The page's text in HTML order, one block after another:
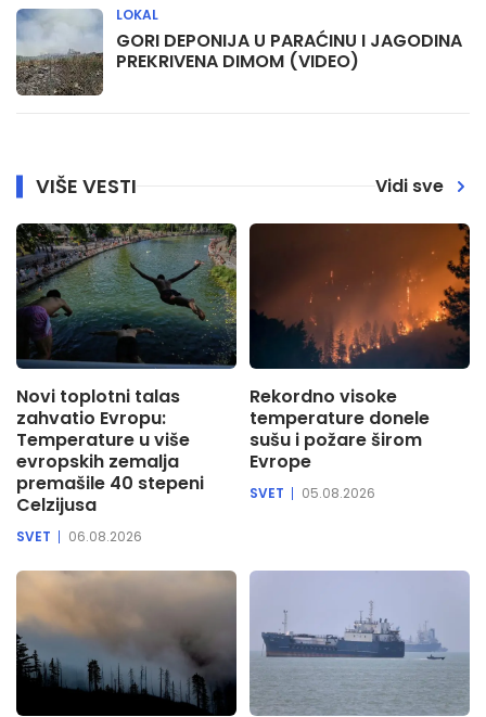
GORI DEPONIJA U PARAĆINU I JAGODINA
PREKRIVENA DIMOM (VIDEO)
LOKAL
VIŠE VESTI Vidi sve
Novi toplotni talas
zahvatio Evropu:
Temperature u više
evropskih zemalja
premašile 40 stepeni
Celzijusa
SVET 06.08.2026
Rekordno visoke
temperature donele
sušu i požare širom
Evrope
SVET 05.08.2026